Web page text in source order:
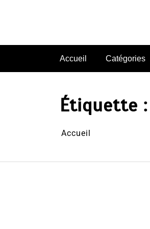
Accueil Catégories
Étiquette :
Accueil